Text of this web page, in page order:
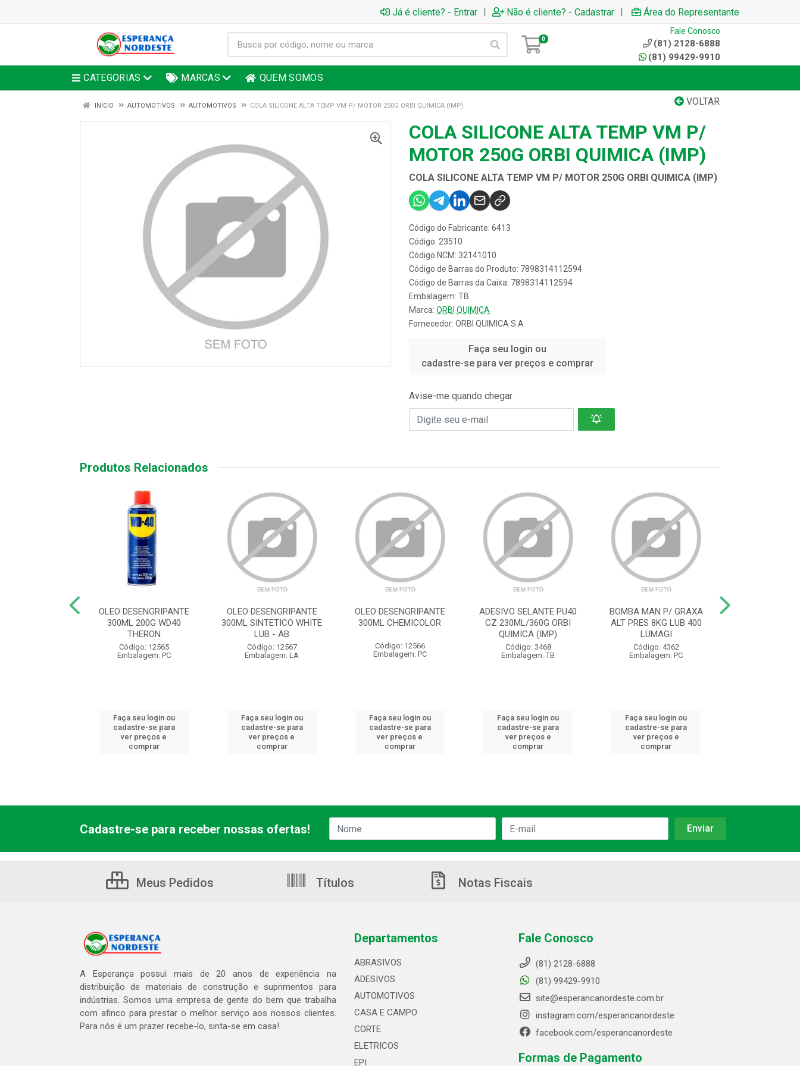
Já é cliente? - Entrar | Não é cliente? - Cadastrar | Área do Representante
0
Fale Conosco
(81) 2128-6888
(81) 99429-9910
CATEGORIAS MARCAS QUEM SOMOS
VOLTAR
INÍCIO AUTOMOTIVOS AUTOMOTIVOS COLA SILICONE ALTA TEMP VM P/ MOTOR 250G ORBI QUIMICA (IMP)
COLA SILICONE ALTA TEMP VM P/
MOTOR 250G ORBI QUIMICA (IMP)
COLA SILICONE ALTA TEMP VM P/ MOTOR 250G ORBI QUIMICA (IMP)
Código do Fabricante: 6413
Código: 23510
Código NCM: 32141010
Código de Barras do Produto: 7898314112594
Código de Barras da Caixa: 7898314112594
Embalagem: TB
Marca: ORBI QUIMICA
Fornecedor: ORBI QUIMICA S.A
Faça seu login ou
cadastre-se para ver preços e comprar
Avise-me quando chegar
Produtos Relacionados
OLEO DESENGRIPANTE
300ML 200G WD40
THERON
Código: 12565
Embalagem: PC
Faça seu login ou
cadastre-se para
ver preços e
comprar
OLEO DESENGRIPANTE
300ML SINTETICO WHITE
LUB - AB
Código: 12567
Embalagem: LA
Faça seu login ou
cadastre-se para
ver preços e
comprar
OLEO DESENGRIPANTE
300ML CHEMICOLOR
Código: 12566
Embalagem: PC
Faça seu login ou
cadastre-se para
ver preços e
comprar
ADESIVO SELANTE PU40
CZ 230ML/360G ORBI
QUIMICA (IMP)
Código: 3468
Embalagem: TB
Faça seu login ou
cadastre-se para
ver preços e
comprar
BOMBA MAN P/ GRAXA
ALT PRES 8KG LUB 400
LUMAGI
Código: 4362
Embalagem: PC
Faça seu login ou
cadastre-se para
ver preços e
comprar
Cadastre-se para receber nossas ofertas!
Meus Pedidos Títulos Notas Fiscais
A Esperança possui mais de 20 anos de experiência na
distribuição de materiais de construção e suprimentos para
indústrias. Somos uma empresa de gente do bem que trabalha
com afinco para prestar o melhor serviço aos nossos clientes.
Para nós é um prazer recebe-lo, sinta-se em casa!
Departamentos
ABRASIVOS
ADESIVOS
AUTOMOTIVOS
CASA E CAMPO
CORTE
ELETRICOS
EPI
Fale Conosco
(81) 2128-6888
(81) 99429-9910
site@esperancanordeste.com.br
instagram.com/esperancanordeste
facebook.com/esperancanordeste
Formas de Pagamento